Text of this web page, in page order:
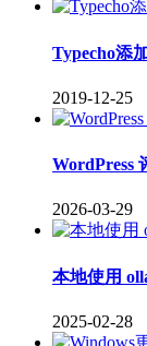
Typecho添
2019-12-25
WordPress
2026-03-29
本地使用
2025-02-28